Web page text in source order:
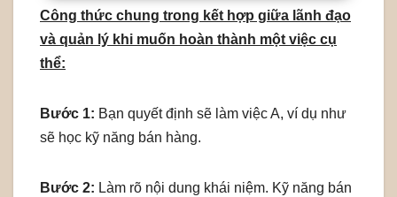
Công thức chung trong kết hợp giữa lãnh đạo
và quản lý khi muốn hoàn thành một việc cụ
thể:
Bước 1: Bạn quyết định sẽ làm việc A, ví dụ như
sẽ học kỹ năng bán hàng.
Bước 2: Làm rõ nội dung khái niệm. Kỹ năng bán